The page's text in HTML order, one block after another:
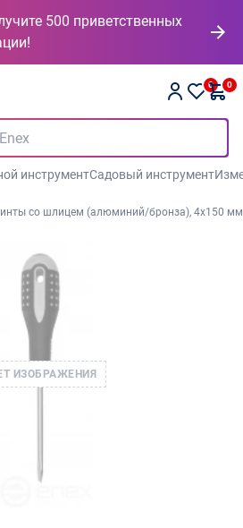
500 приветственных
0 0
инструментСадовый инструмент
со шлицем (алюминий/бронза), 4х150 мм
ИЗОБРАЖЕНИЯ